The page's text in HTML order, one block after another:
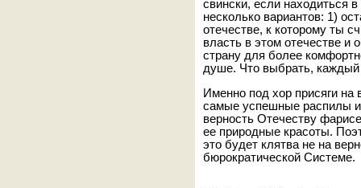
свински, если находиться
несколько вариантов: 1)
отечестве, к которому ты
власть в этом отечестве и
страну для более
душе. Что выбрать,
Именно под хор присяги на
самые успешные распилы
верность Отечеству
ее природные красоты.
это будет клятва не на
бюрократической Системе.